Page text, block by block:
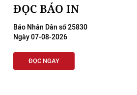
ĐỌC BÁO IN
Báo Nhân Dân số 25830
Ngày 07-08-2026
ĐỌC NGAY